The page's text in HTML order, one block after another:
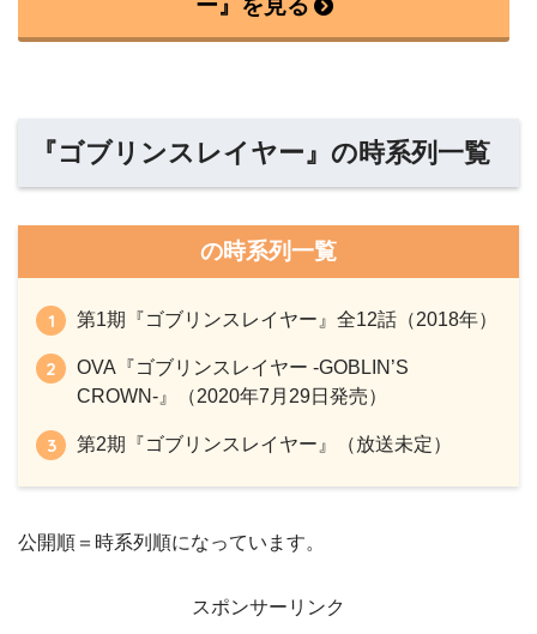
『ゴブリンスレイヤー』の時系列一覧
の時系列一覧
第1期『ゴブリンスレイヤー』全12話（2018年）
OVA『ゴブリンスレイヤー -GOBLIN’S
CROWN-』（2020年7月29日発売）
第2期『ゴブリンスレイヤー』（放送未定）
公開順＝時系列順になっています。
スポンサーリンク